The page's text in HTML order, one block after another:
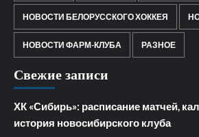
НОВОСТИ БЕЛОРУССКОГО ХОККЕЯ
НОВОСТИ ФАРМ-КЛУБА РАЗНОЕ
Свежие записи
ХК «Сибирь»: расписание матчей,
история новосибирского клуба